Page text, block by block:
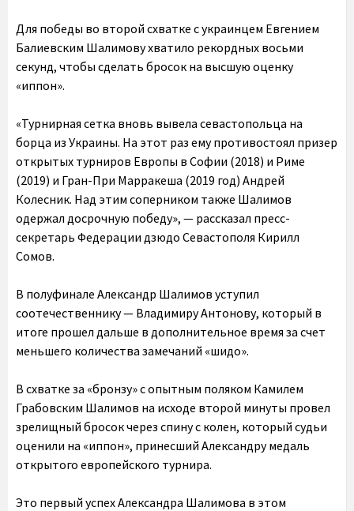
Для победы во второй схватке с украинцем Евгением
Балиевским Шалимову хватило рекордных восьми
секунд, чтобы сделать бросок на высшую оценку
«иппон».
«Турнирная сетка вновь вывела севастопольца на
борца из Украины. На этот раз ему противостоял призер
открытых турниров Европы в Софии (2018) и Риме
(2019) и Гран-При Марракеша (2019 год) Андрей
Колесник. Над этим соперником также Шалимов
одержал досрочную победу», — рассказал пресс-
секретарь Федерации дзюдо Севастополя Кирилл
Сомов.
В полуфинале Александр Шалимов уступил
соотечественнику — Владимиру Антонову, который в
итоге прошел дальше в дополнительное время за счет
меньшего количества замечаний «шидо».
В схватке за «бронзу» с опытным поляком Камилем
Грабовским Шалимов на исходе второй минуты провел
зрелищный бросок через спину с колен, который судьи
оценили на «иппон», принесший Александру медаль
открытого европейского турнира.
Это первый успех Александра Шалимова в этом